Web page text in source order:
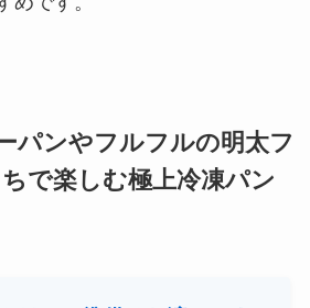
パンやフルフルの明太フ
で楽しむ極上冷凍パン